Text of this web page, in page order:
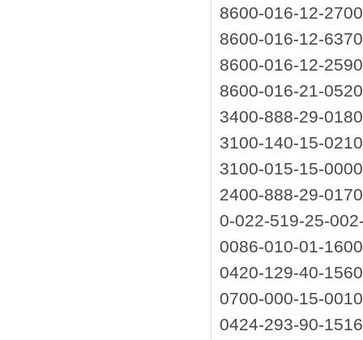
8600-016-12-
8600-016-12-
8600-016-12-
8600-016-21-
3400-888-29-
3100-140-15-
3100-015-15-
2400-888-29-
0-022-519-25-
0086-010-01-
0420-129-40-
0700-000-15-
0424-293-90-